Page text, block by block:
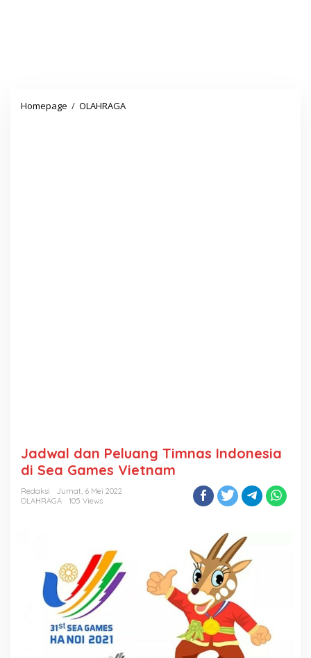
Homepage / OLAHRAGAJadwal
Jadwal dan Peluang Timnas Indonesia
di Sea Games Vietnam
Redaksi
Jumat, 6 Mei 2022
OLAHRAGA
105 Views